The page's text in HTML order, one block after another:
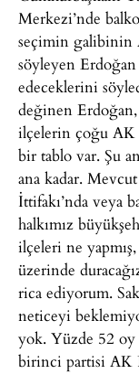
Merkezi’nde
seçimin galibinin
söyleyen
edeceklerini
değinen Erdoğan,
ilçelerin çoğu AK
bir tablo var. Şu
ana kadar. Mevcut
İttifakı’nda veya
halkımız
ilçeleri ne
üzerinde
rica ediyorum.
neticeyi
yok. Yüzde 52
birinci partisi AK